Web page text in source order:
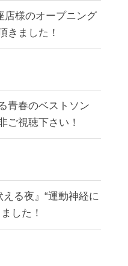
店様のオープニング
きました！
青春のベストソン
ご視聴下さい！
る夜』“運動神経に
した！